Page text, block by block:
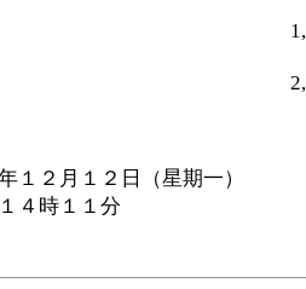
道
讓 2,018（
１２月１２日（星期一）
４時１１分